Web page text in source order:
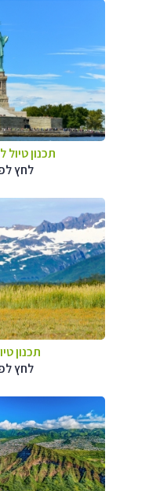
תכנון
לחץ
תכנון
לחץ